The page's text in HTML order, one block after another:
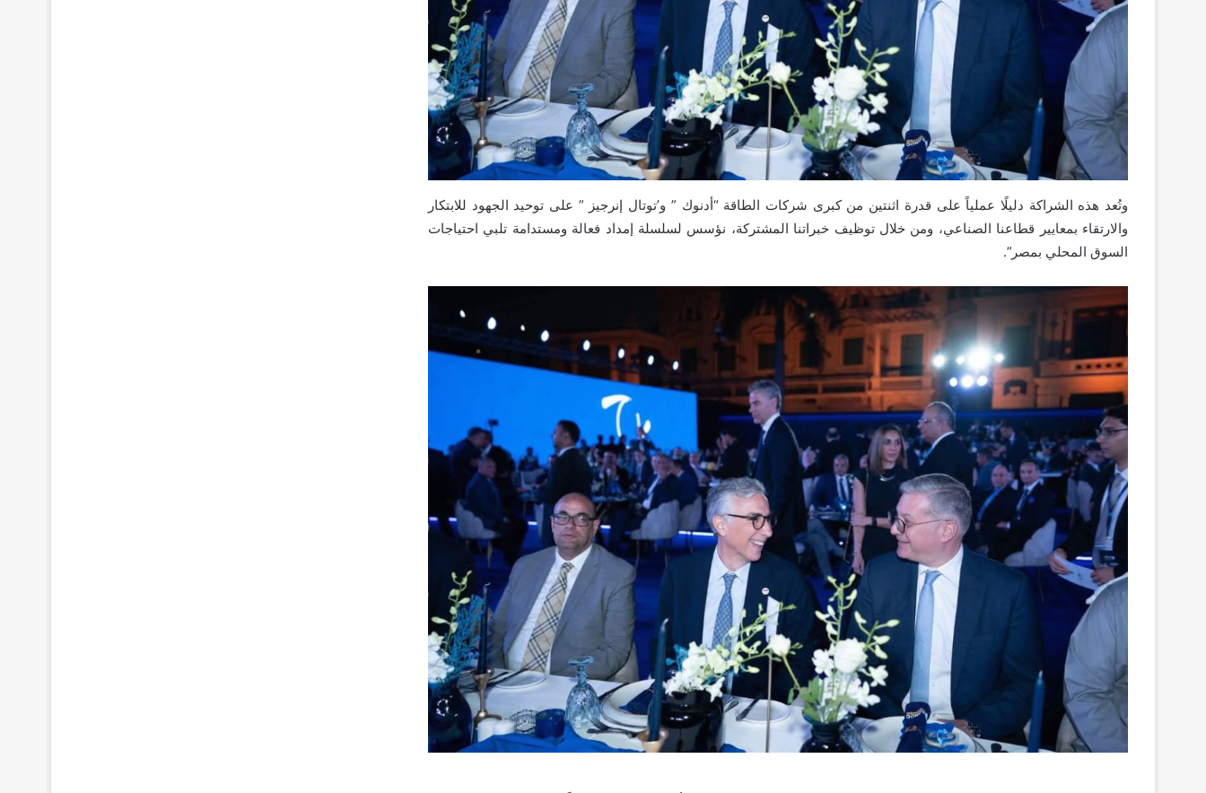
وتُعد هذه الشراكة دليلًا عملياً على قدرة اثنتين من كبرى شركات الطاقة “أدنوك ” و’توتال إنرجيز ” على توحيد الجهود للابتكار
والارتقاء بمعايير قطاعنا الصناعي، ومن خلال توظيف خبراتنا المشتركة، نؤسس لسلسلة إمداد فعالة ومستدامة تلبي احتياجات
السوق المحلي بمصر”.